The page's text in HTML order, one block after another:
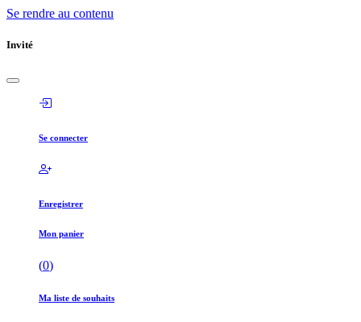
Se rendre au contenu
Invité
Se connecter
Enregistrer
Mon panier
(0)
Ma liste de souhaits